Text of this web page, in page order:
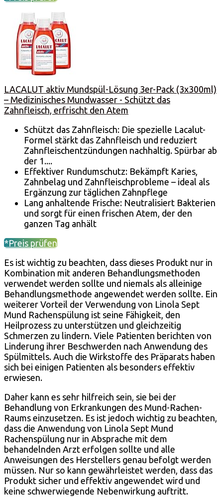
LACALUT aktiv Mundspül-Lösung 3er-Pack (3x300ml)
– Medizinisches Mundwasser - Schützt das
Zahnfleisch, erfrischt den Atem
Schützt das Zahnfleisch: Die spezielle Lacalut-
Formel stärkt das Zahnfleisch und reduziert
Zahnfleischentzündungen nachhaltig. Spürbar ab
der 1....
Effektiver Rundumschutz: Bekämpft Karies,
Zahnbelag und Zahnfleischprobleme – ideal als
Ergänzung zur täglichen Zahnpflege
Lang anhaltende Frische: Neutralisiert Bakterien
und sorgt für einen frischen Atem, der den
ganzen Tag anhält
*Preis prüfen
Es ist wichtig zu beachten, dass dieses Produkt nur in
Kombination mit anderen Behandlungsmethoden
verwendet werden sollte und niemals als alleinige
Behandlungsmethode angewendet werden sollte. Ein
weiterer Vorteil der Verwendung von Linola Sept
Mund Rachenspülung ist seine Fähigkeit, den
Heilprozess zu unterstützen und gleichzeitig
Schmerzen zu lindern. Viele Patienten berichten von
Linderung ihrer Beschwerden nach Anwendung des
Spülmittels. Auch die Wirkstoffe des Präparats haben
sich bei einigen Patienten als besonders effektiv
erwiesen.
Daher kann es sehr hilfreich sein, sie bei der
Behandlung von Erkrankungen des Mund-Rachen-
Raums einzusetzen. Es ist jedoch wichtig zu beachten,
dass die Anwendung von Linola Sept Mund
Rachenspülung nur in Absprache mit dem
behandelnden Arzt erfolgen sollte und alle
Anweisungen des Herstellers genau befolgt werden
müssen. Nur so kann gewährleistet werden, dass das
Produkt sicher und effektiv angewendet wird und
keine schwerwiegende Nebenwirkung auftritt.